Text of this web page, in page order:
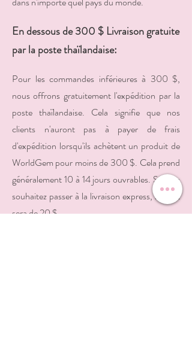
En dessous de 300 $ Livraison gratuite
par la poste thaïlandaise:
Pour les commandes inférieures à 300 $,
nous offrons gratuitement l'expédition par la
poste thaïlandaise. Cela signifie que nos
clients n'auront pas à payer de frais
d'expédition lorsqu'ils achètent un produit de
WorldGem pour moins de 300 $. Cela prend
généralement 10 à 14 jours ouvrables. Si vous
souhaitez passer à la livraison express, le coût
sera de 20 $